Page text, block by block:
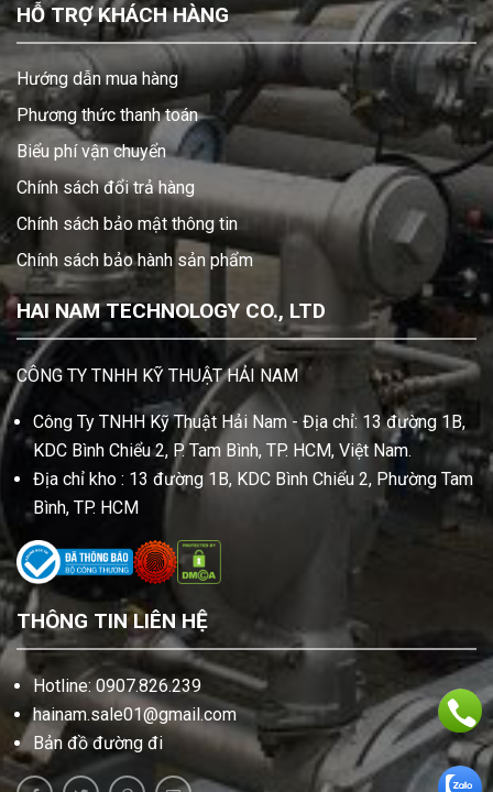
HỖ TRỢ KHÁCH HÀNG
Hướng dẫn mua hàng
Phương thức thanh toán
Biểu phí vận chuyển
Chính sách đổi trả hàng
Chính sách bảo mật thông tin
Chính sách bảo hành sản phẩm
HAI NAM TECHNOLOGY CO., LTD
CÔNG TY TNHH KỸ THUẬT HẢI NAM
Công Ty TNHH Kỹ Thuật Hải Nam - Địa chỉ: 13 đường 1B,
KDC Bình Chiểu 2, P. Tam Bình, TP. HCM, Việt Nam.
Địa chỉ kho : 13 đường 1B, KDC Bình Chiểu 2, Phường Tam
Bình, TP. HCM
THÔNG TIN LIÊN HỆ
Hotline: 0907.826.239
hainam.sale01@gmail.com
Bản đồ đường đi